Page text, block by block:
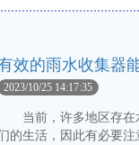
效的雨水收集器
2023/10/25 14:17:35
当前，许多地区存在
的生活，因此有必要